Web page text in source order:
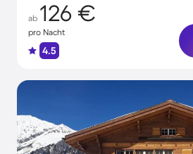
ab 126 €
pro Nacht
4.5